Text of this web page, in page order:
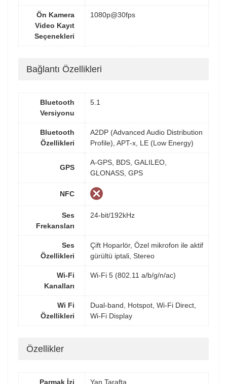
Ön Kamera
Video Kayıt
Seçenekleri
1080p@30fps
Bağlantı Özellikleri
Bluetooth
Versiyonu
5.1
Bluetooth
Özellikleri
A2DP (Advanced Audio Distribution
Profile), APT-x, LE (Low Energy)
GPS
A-GPS, BDS, GALILEO,
GLONASS, GPS
NFC
Ses
Frekansları
24-bit/192kHz
Ses
Özellikleri
Çift Hoparlör, Özel mikrofon ile aktif
gürültü iptali, Stereo
Wi-Fi
Kanalları
Wi-Fi 5 (802.11 a/b/g/n/ac)
Wi Fi
Özellikleri
Dual-band, Hotspot, Wi-Fi Direct,
Wi-Fi Display
Özellikler
Parmak İzi Yan Tarafta